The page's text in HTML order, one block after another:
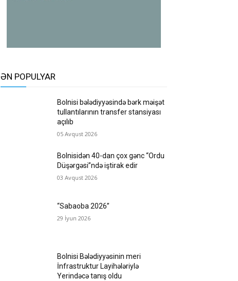
ƏN POPULYAR
Bolnisi bələdiyyəsində bərk məişət
tullantılarının transfer stansiyası
açılıb
05 Avqust 2026
Bolnisidən 40-dan çox gənc “Ordu
Düşərgəsi”ndə iştirak edir
03 Avqust 2026
“Sabaoba 2026”
29 İyun 2026
Bolnisi Bələdiyyəsinin meri
İnfrastruktur Layihələriylə
Yerindəcə tanış oldu